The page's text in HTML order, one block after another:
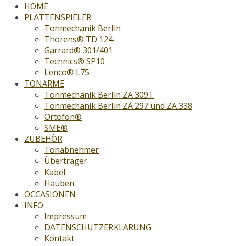
HOME
PLATTENSPIELER
Tonmechanik Berlin
Thorens® TD 124
Garrard® 301/401
Technics® SP10
Lenco® L75
TONARME
Tonmechanik Berlin ZA 309T
Tonmechanik Berlin ZA 297 und ZA 338
Ortofon®
SME®
ZUBEHÖR
Tonabnehmer
Übertrager
Kabel
Hauben
OCCASIONEN
INFO
Impressum
DATENSCHUTZERKLÄRUNG
Kontakt